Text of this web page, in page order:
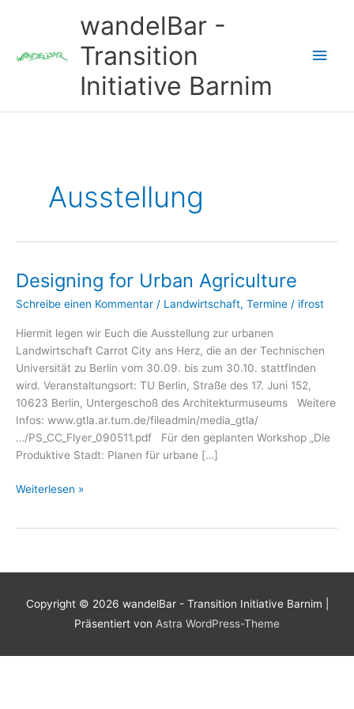
wandelBar -
Transition
Initiative Barnim
Ausstellung
Designing for Urban Agriculture
Schreibe einen Kommentar / Landwirtschaft, Termine / ifrost
Hiermit legen wir Euch die Ausstellung zur urbanen
Landwirtschaft Carrot City ans Herz, die an der Technischen
Universität zu Berlin vom 30.09. bis zum 30.10. stattfinden
wird. Veranstaltungsort: TU Berlin, Straße des 17. Juni 152,
10623 Berlin, Untergeschoß des Architekturmuseums Weitere
Infos: www.gtla.ar.tum.de/fileadmin/media_gtla/
…/PS_CC_Flyer_090511.pdf Für den geplanten Workshop „Die
Produktive Stadt: Planen für urbane […]
Designing
Weiterlesen »
Copyright © 2026 wandelBar - Transition Initiative Barnim
Präsentiert von Astra WordPress-Theme